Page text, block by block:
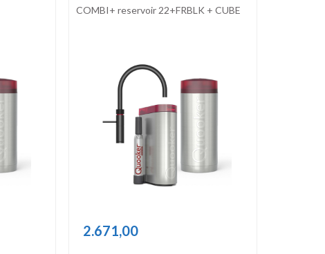
COMBI+ reservoir 22+FRBLK + CUBE
2.671,00